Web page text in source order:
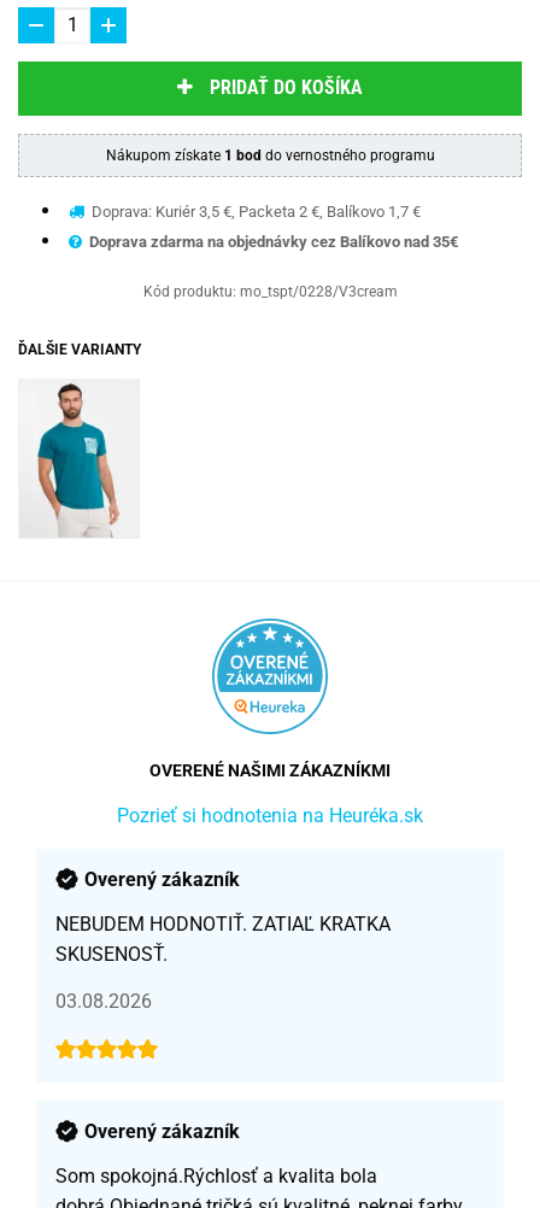
PRIDAŤ DO KOŠÍKA
Nákupom získate 1 bod do vernostného programu
Doprava: Kuriér 3,5 €, Packeta 2 €, Balíkovo 1,7 €
Doprava zdarma na objednávky cez Balíkovo nad 35€
Kód produktu: mo_tspt/0228/V3cream
ĎALŠIE VARIANTY
OVERENÉ NAŠIMI ZÁKAZNÍKMI
Pozrieť si hodnotenia na Heuréka.sk
Overený zákazník
NEBUDEM HODNOTIŤ. ZATIAĽ KRATKA
SKUSENOSŤ.
03.08.2026
Overený zákazník
Som spokojná.Rýchlosť a kvalita bola